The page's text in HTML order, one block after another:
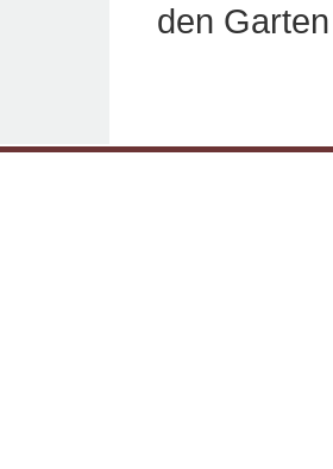
den Garten